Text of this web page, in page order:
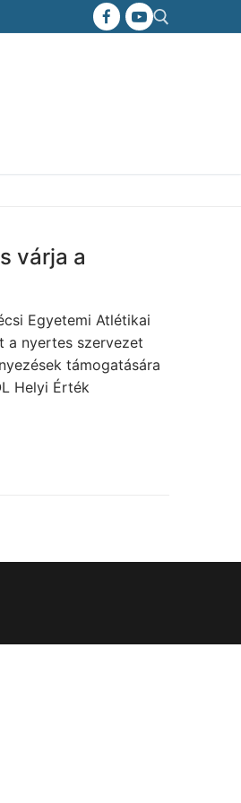
várja a
Egyetemi Atlétikai
a nyertes szervezet
támogatására
Helyi Érték